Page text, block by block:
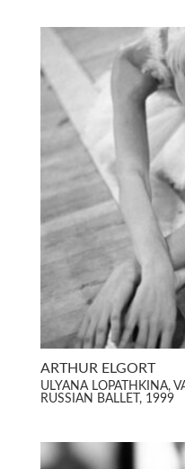
ARTHUR ELGORT
ULYANA LOPATHKINA,
RUSSIAN BALLET, 1999